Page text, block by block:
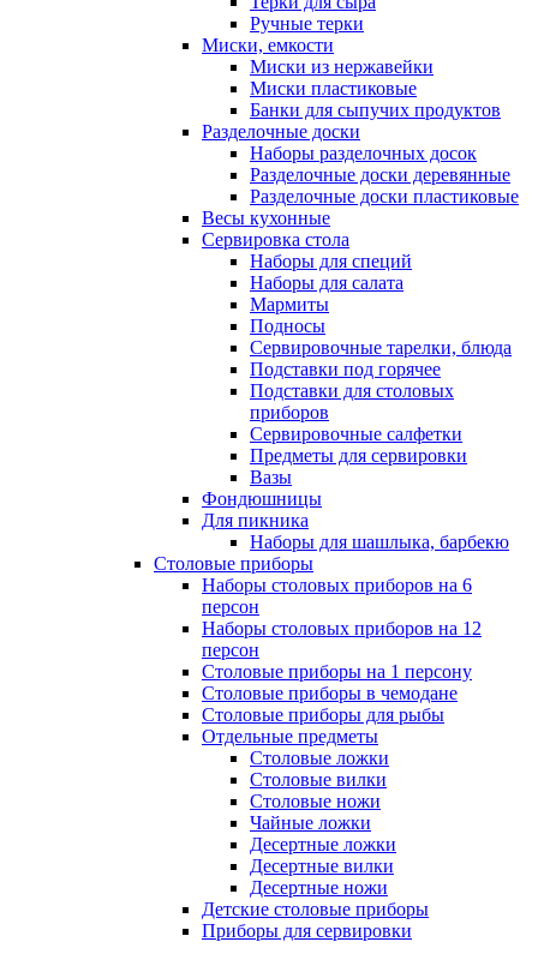
Ручные терки
Миски, емкости
Миски из нержавейки
Миски пластиковые
Банки для сыпучих продуктов
Разделочные доски
Наборы разделочных досок
Разделочные доски деревянные
Разделочные доски пластиковые
Весы кухонные
Сервировка стола
Наборы для специй
Наборы для салата
Мармиты
Подносы
Сервировочные тарелки, блюда
Подставки под горячее
Подставки для столовых
приборов
Сервировочные салфетки
Предметы для сервировки
Вазы
Фондюшницы
Для пикника
Наборы для шашлыка, барбекю
Столовые приборы
Наборы столовых приборов на 6
персон
Наборы столовых приборов на 12
персон
Столовые приборы на 1 персону
Столовые приборы в чемодане
Столовые приборы для рыбы
Отдельные предметы
Столовые ложки
Столовые вилки
Столовые ножи
Чайные ложки
Десертные ложки
Десертные вилки
Десертные ножи
Детские столовые приборы
Приборы для сервировки